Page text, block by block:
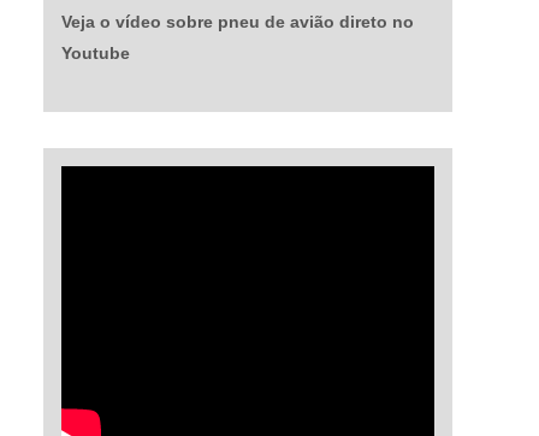
Veja o vídeo sobre pneu de avião direto no
Youtube